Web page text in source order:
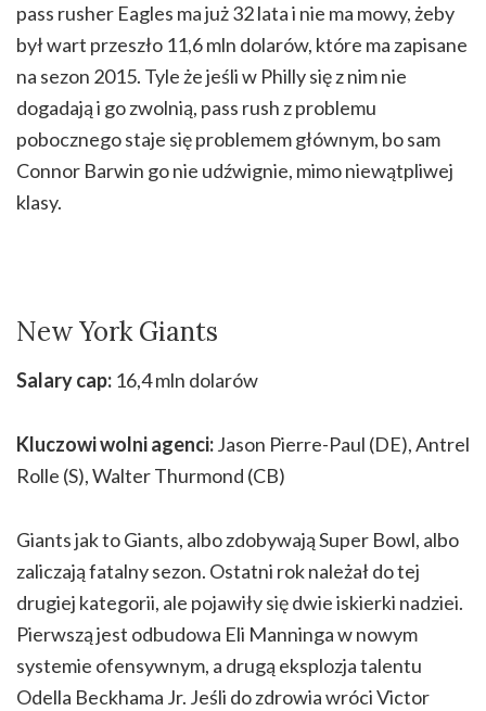
pass rusher Eagles ma już 32 lata i nie ma mowy, żeby
był wart przeszło 11,6 mln dolarów, które ma zapisane
na sezon 2015. Tyle że jeśli w Philly się z nim nie
dogadają i go zwolnią, pass rush z problemu
pobocznego staje się problemem głównym, bo sam
Connor Barwin go nie udźwignie, mimo niewątpliwej
klasy.
New York Giants
Salary cap: 16,4 mln dolarów
Kluczowi wolni agenci:Jason Pierre-Paul (DE), Antrel
Rolle (S), Walter Thurmond (CB)
Giants jak to Giants, albo zdobywają Super Bowl, albo
zaliczają fatalny sezon. Ostatni rok należał do tej
drugiej kategorii, ale pojawiły się dwie iskierki nadziei.
Pierwszą jest odbudowa Eli Manninga w nowym
systemie ofensywnym, a drugą eksplozja talentu
Odella Beckhama Jr. Jeśli do zdrowia wróci Victor